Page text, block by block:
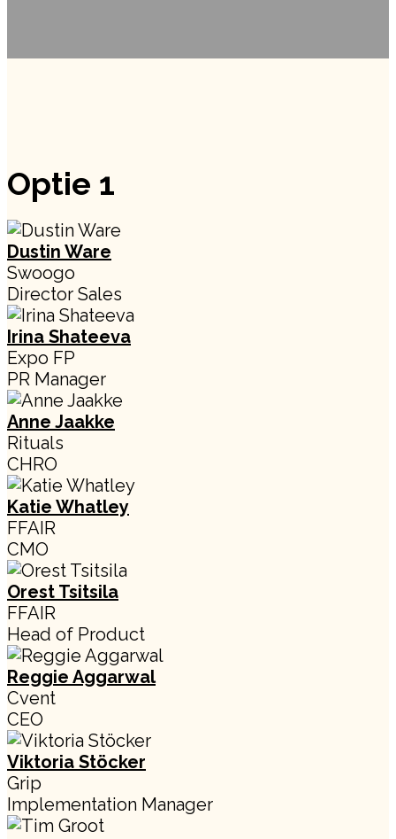
Optie 1
Dustin Ware
Swoogo
Director Sales
Irina Shateeva
Expo FP
PR Manager
Anne Jaakke
Rituals
CHRO
Katie Whatley
FFAIR
CMO
Orest Tsitsila
FFAIR
Head of Product
Reggie Aggarwal
Cvent
CEO
Viktoria Stöcker
Grip
Implementation Manager